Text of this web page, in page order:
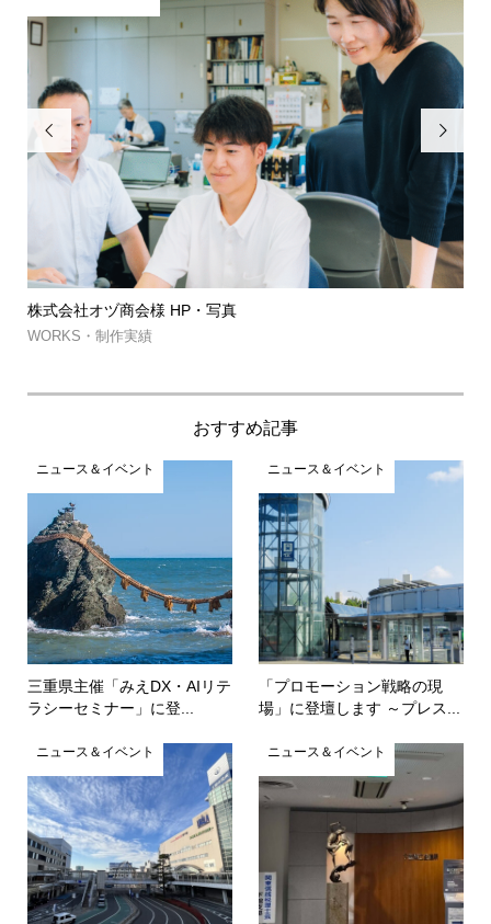

株式会社オヅ商会様 HP・写真
WORKS・制作実績

おすすめ記事
ニュース＆イベント
三重県主催「みえDX・AIリテ
ラシーセミナー」に登...
ニュース＆イベント
「プロモーション戦略の現
場」に登壇します ～プレス...
ニュース＆イベント ニュース＆イベント